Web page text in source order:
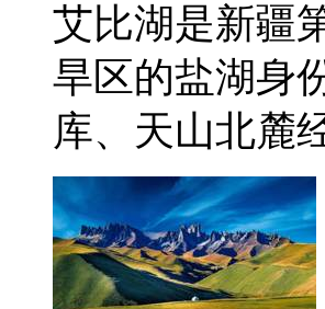
艾比湖是新疆
旱区的盐湖身
库、天山北